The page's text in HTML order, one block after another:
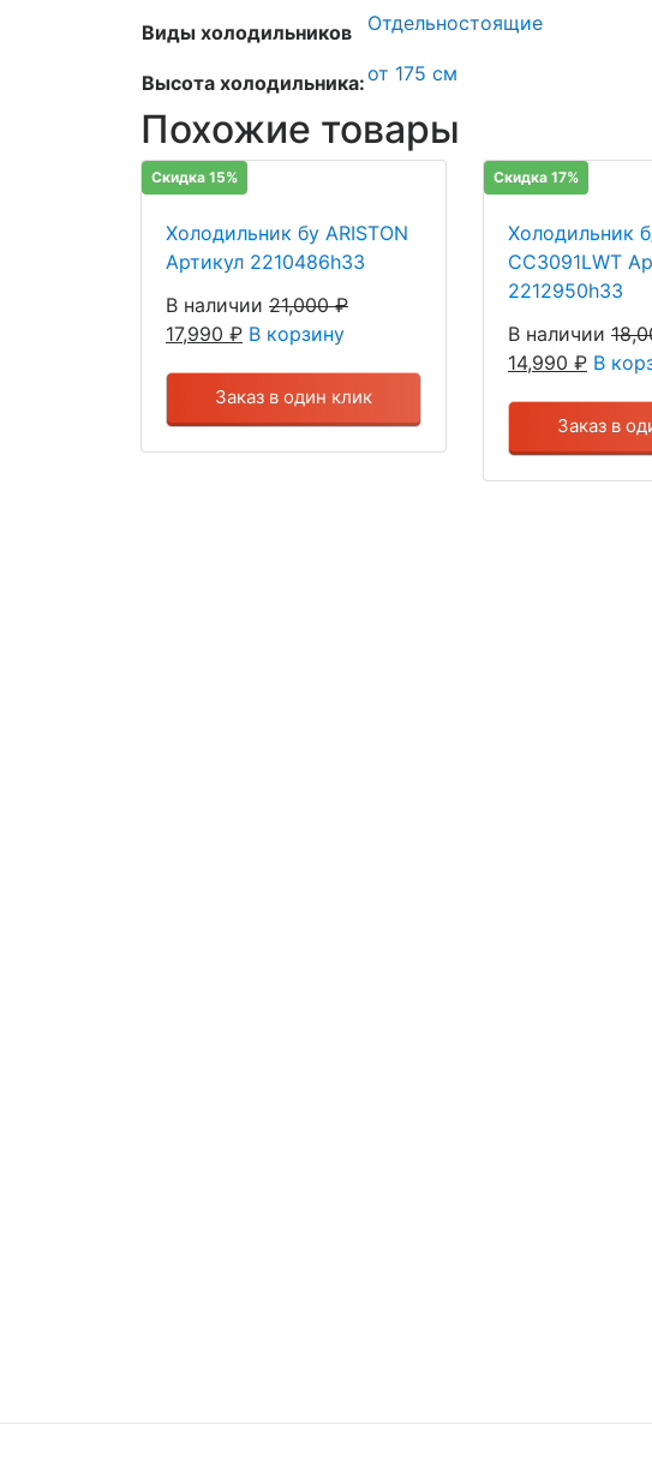
Виды холодильников Отдельностоящие
Высота холодильника:от 175 см
Похожие товары
Скидка 15%
Холодильник бу ARISTON
Артикул 2210486h33
В наличии 21,000₽
17,990 ₽ В корзину
Заказ в один клик
Скидка 17%
Холодильник
CC3091LWT
2212950h33
В наличии
14,990 ₽ В
Заказ в